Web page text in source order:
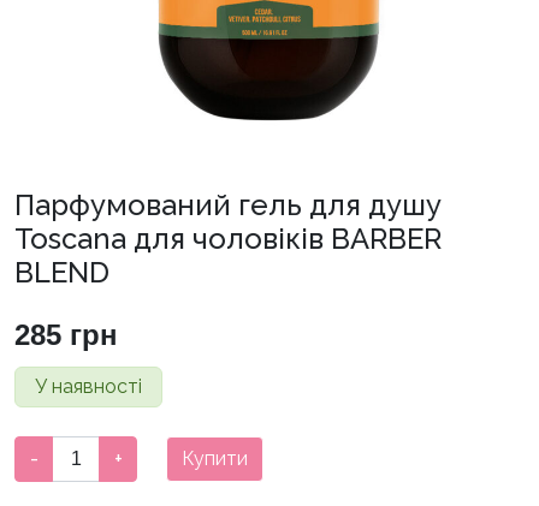
Парфумований гель для душу
Toscana для чоловіків BARBER
BLEND
285 грн
У наявності
Парфумований
гель
- + Купити